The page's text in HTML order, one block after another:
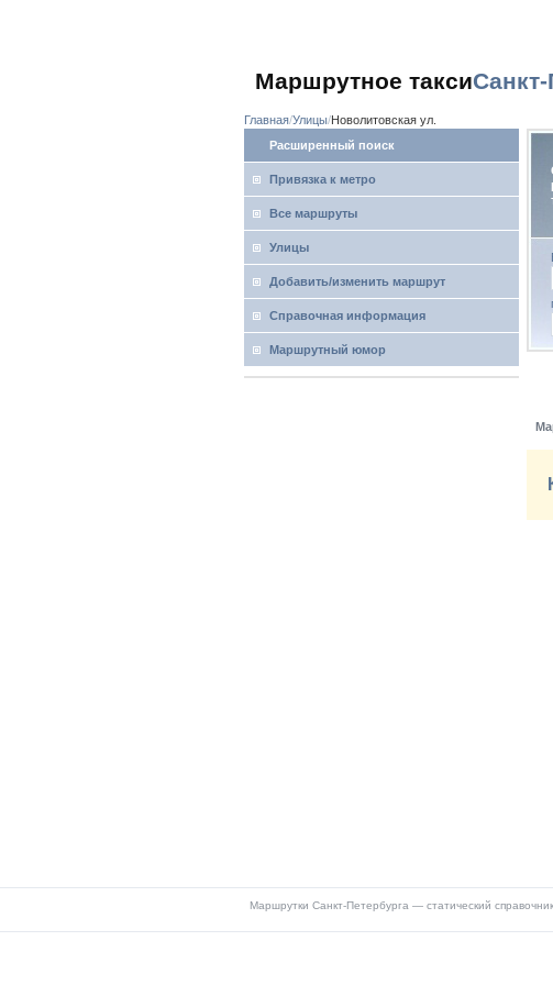
Маршрутное такси
Главная Улицы Новолитовская ул.
Расширенный поиск
Привязка к метро
Все маршруты
Улицы
Добавить/изменить маршрут
Справочная информация
Маршрутный юмор
Маршрутки Санкт-Петербурга — статический